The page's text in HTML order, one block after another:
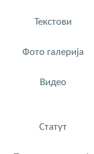
Текстови
Фото галерија
Видео
Статут